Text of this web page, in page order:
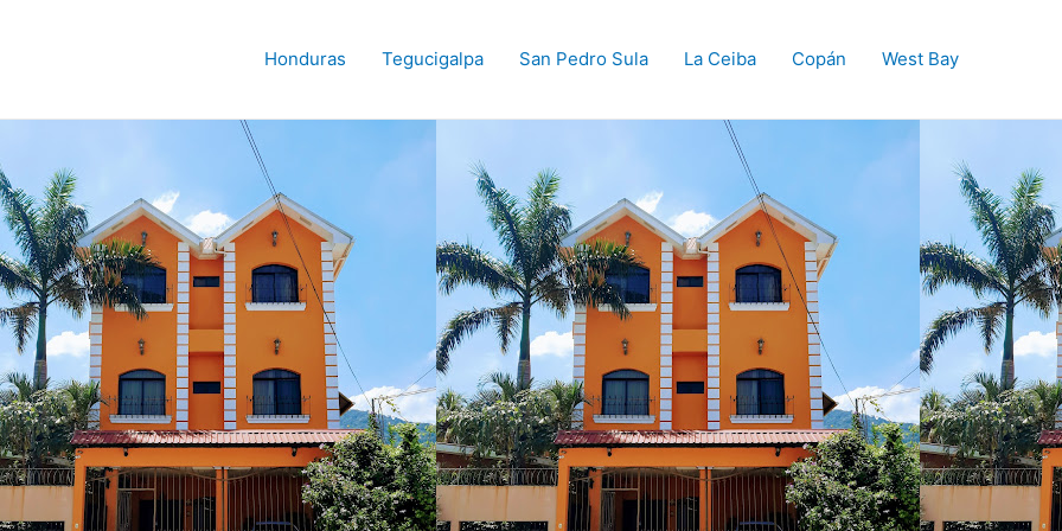
Honduras Tegucigalpa San Pedro Sula La Ceiba Copán West Bay